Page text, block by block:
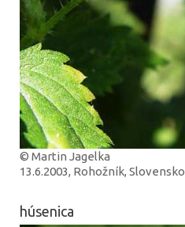
© Martin Jagelka
13.6.2003, Rohožník, Slovensko
húsenica